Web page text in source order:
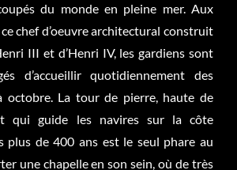
du monde en pleine mer. Aux
chef d’oeuvre architectural construit
III et d’Henri IV, les gardiens sont
d’accueillir quotidiennement des
octobre. La tour de pierre, haute de
qui guide les navires sur la côte
plus de 400 ans est le seul phare au
une chapelle en son sein, où de très